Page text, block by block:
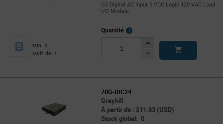
G5 Digital AC Input 5 VDC Logic 120 VAC Load
I/O Module
Min : 2
Mult. de : 1
Quantité
More
Increase
Decrease
70G-IDC24
Grayhill
À partir de : $11.63 (USD)
Stock global: 0